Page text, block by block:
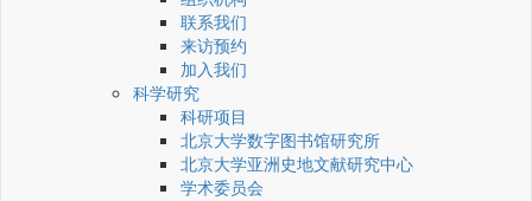
联系我们
来访预约
加入我们
科学研究
科研项目
北京大学数字图书馆研究所
北京大学亚洲史地文献研究中心
学术委员会